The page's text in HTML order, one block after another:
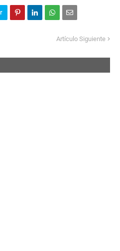
Artículo Siguiente